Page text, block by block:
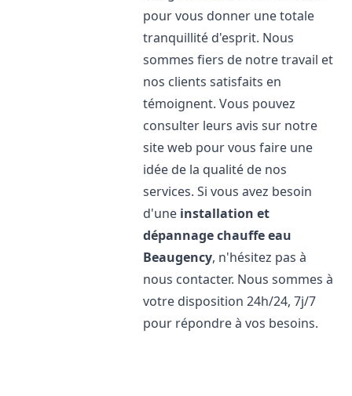
pour vous donner une totale
tranquillité d'esprit. Nous
sommes fiers de notre travail et
nos clients satisfaits en
témoignent. Vous pouvez
consulter leurs avis sur notre
site web pour vous faire une
idée de la qualité de nos
services. Si vous avez besoin
d'une installation et
dépannage chauffe eau
Beaugency, n'hésitez pas à
nous contacter. Nous sommes à
votre disposition 24h/24, 7j/7
pour répondre à vos besoins.